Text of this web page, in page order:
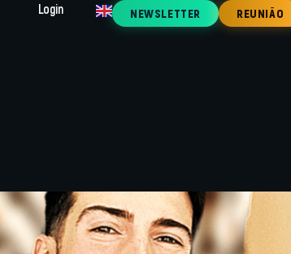
Login NEWSLETTER REUNIÃO